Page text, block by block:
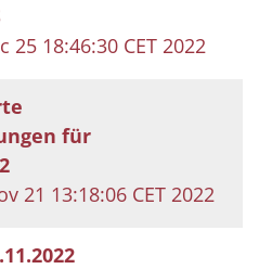
25 18:46:30 CET 2022
für
21 13:18:06 CET 2022